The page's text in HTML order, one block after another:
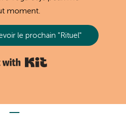
moment.
le prochain "Rituel"